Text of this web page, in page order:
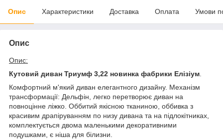
Опис Характеристики Доставка Оплата Умови
Опис
Опис:
Кутовий диван Триумф 3,22 новинка фабрики Елізіум
Комфортний м'який диван елегантного дизайну. Механізм
трансформації: Дельфін, легко перетворює диван на
повноцінне ліжко. Оббитий якісною тканиною, оббивка з
красивим драпіруванням по низу дивана та на підлокітниках,
комплектується двома маленькими декоративними
подушками, є ніша для білизни.